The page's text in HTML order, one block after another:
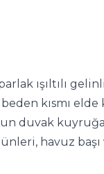
ışıltılı
kısmı
duvak
havuz